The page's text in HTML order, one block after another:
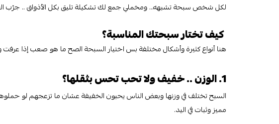
لكل شخص سبحة تشبهه… ومخملي جمع لك تشكيلة تليق بكل الأذواق .. جرّب
كيف تختار سبحتك المناسبة؟
هنا أنواع كثيرة وأشكال مختلفة بس اختيار السبحة الصح ما هو صعب إذا عرفت
1. الوزن .. خفيف ولا تحب تحس بثقلها؟
السبح تختلف في وزنها وبعض الناس يحبون الخفيفة عشان ما تزعجهم لو
مميز وثبات في اليد.